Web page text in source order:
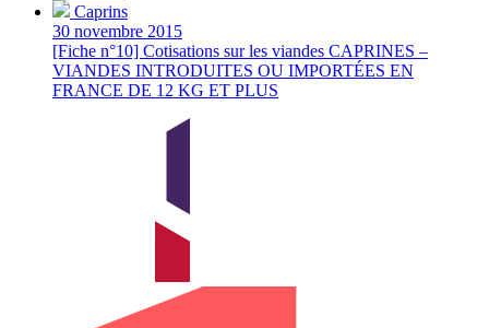
Caprins
30 novembre 2015
[Fiche n°10] Cotisations sur les viandes CAPRINES –
VIANDES INTRODUITES OU IMPORTÉES EN
FRANCE DE 12 KG ET PLUS